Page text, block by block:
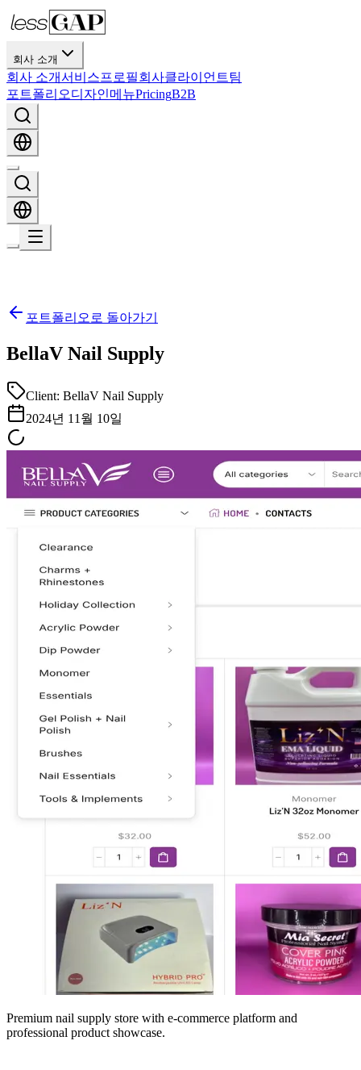
회사 소개
회사 소개서비스프로필회사클라이언트팀
포트폴리오디자인메뉴PricingB2B
포트폴리오로 돌아가기
BellaV Nail Supply
Client: BellaV Nail Supply
2024년 11월 10일
Premium nail supply store with e-commerce platform and
professional product showcase.